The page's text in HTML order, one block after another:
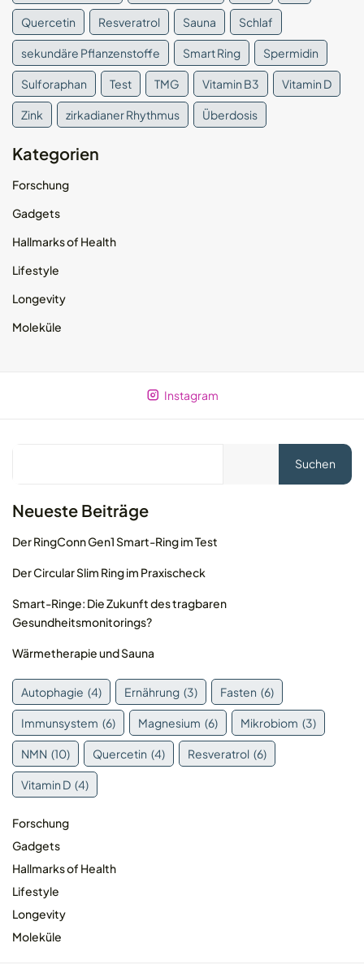
© 2026 MOLEQLAR Ltd. All rights reserved.
Quercetin Resveratrol Sauna Schlaf
sekundäre Pflanzenstoffe Smart Ring Spermidin
Sulforaphan Test TMG Vitamin B3 Vitamin D
Zink zirkadianer Rhythmus Überdosis
Kategorien
Forschung
Gadgets
Hallmarks of Health
Lifestyle
Longevity
Moleküle
Instagram
Suchen
Neueste Beiträge
Der RingConn Gen1 Smart-Ring im Test
Der Circular Slim Ring im Praxischeck
Smart-Ringe: Die Zukunft des tragbaren
Gesundheitsmonitorings?
Wärmetherapie und Sauna
Autophagie (4) Ernährung (3) Fasten (6)
Immunsystem (6) Magnesium (6) Mikrobiom (3)
NMN (10) Quercetin (4) Resveratrol (6)
Vitamin D (4)
Forschung
Gadgets
Hallmarks of Health
Lifestyle
Longevity
Moleküle